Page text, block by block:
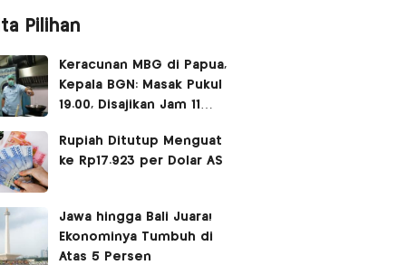
Pilihan
Keracunan MBG di Papua,
Kepala BGN: Masak Pukul
19.00, Disajikan Jam 11
Rupiah Ditutup Menguat
ke Rp17.923 per Dolar AS
Jawa hingga Bali Juara!
Ekonominya Tumbuh di
Atas 5 Persen